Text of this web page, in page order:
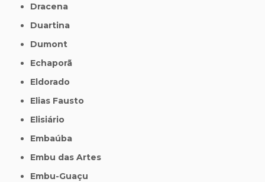
Dracena
Duartina
Dumont
Echaporã
Eldorado
Elias Fausto
Elisiário
Embaúba
Embu das Artes
Embu-Guaçu